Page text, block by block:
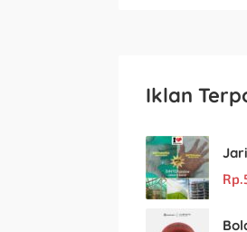
Iklan
Rp.